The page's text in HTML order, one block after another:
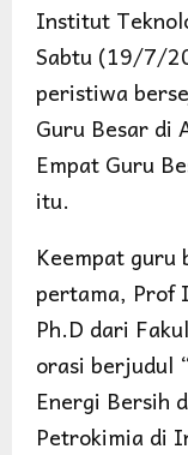
Institut
Sabtu (19/7/
peristiwa
Guru Besar di
Empat Guru
itu.
Keempat guru
pertama, Prof
Ph.D dari
orasi berjudul
Energi Bersih
Petrokimia di